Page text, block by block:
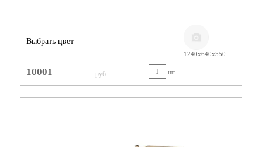
Выбрать цвет
10001 руб шт.